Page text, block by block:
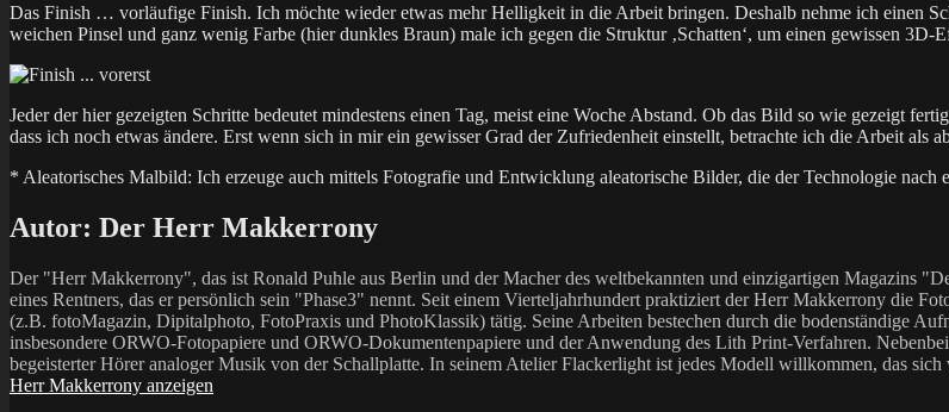
Das Finish … vorläufige Finish. Ich möchte wieder etwas mehr Helligkeit in die Arbeit bringen. Deshalb nehme ich einen
weichen Pinsel und ganz wenig Farbe (hier dunkles Braun) male ich gegen die Struktur ‚Schatten‘, um einen gewissen 3D-
Jeder der hier gezeigten Schritte bedeutet mindestens einen Tag, meist eine Woche Abstand. Ob das Bild so wie gezeigt
dass ich noch etwas ändere. Erst wenn sich in mir ein gewisser Grad der Zufriedenheit einstellt, betrachte ich die Arbeit als
* Aleatorisches Malbild: Ich erzeuge auch mittels Fotografie und Entwicklung aleatorische Bilder, die der Technologie nach
Autor: Der Herr Makkerrony
Der "Herr Makkerrony", das ist Ronald Puhle aus Berlin und der Macher des weltbekannten und einzigartigen Magazins
eines Rentners, das er persönlich sein "Phase3" nennt. Seit einem Vierteljahrhundert praktiziert der Herr Makkerrony die
(z.B. fotoMagazin, Dipitalphoto, FotoPraxis und PhotoKlassik) tätig. Seine Arbeiten bestechen durch die bodenständige
insbesondere ORWO-Fotopapiere und ORWO-Dokumentenpapiere und der Anwendung des Lith Print-Verfahren.
begeisterter Hörer analoger Musik von der Schallplatte. In seinem Atelier Flackerlight ist jedes Modell willkommen, das sich
Herr Makkerrony anzeigen